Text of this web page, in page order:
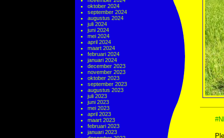
oktober 2024
september 2024
augustus 2024
juli 2024
juni 2024
mei 2024
april 2024
maart 2024
februari 2024
januari 2024
december 2023
november 2023
oktober 2023
september 2023
augustus 2023
juli 2023
juni 2023
mei 2023
april 2023
maart 2023
februari 2023
januari 2023